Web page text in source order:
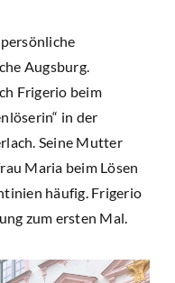
Augsburg.
Frigerio beim
in der
Seine Mutter
Maria beim Lösen
häufig. Frigerio
zum ersten Mal.